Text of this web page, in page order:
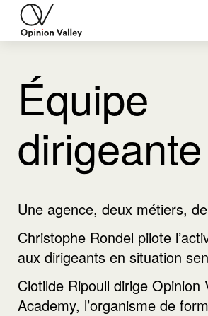
Équipe
dirigeante
Une agence, deux métiers,
Christophe Rondel pilote
aux dirigeants en situation
Clotilde Ripoull dirige Opinion
Academy, l’organisme de